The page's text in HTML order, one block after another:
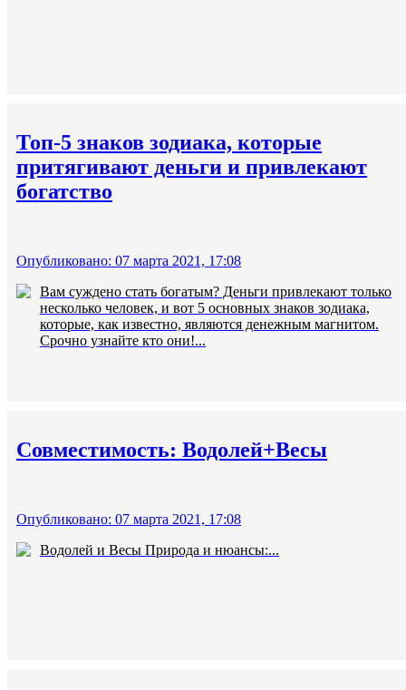
Топ-5 знаков зодиака, которые
притягивают деньги и привлекают
богатство
Опубликовано: 07 марта 2021, 17:08
Вам суждено стать богатым? Деньги привлекают только
несколько человек, и вот 5 основных знаков зодиака,
которые, как известно, являются денежным магнитом.
Срочно узнайте кто они!...
Совместимость: Водолей+Весы
Опубликовано: 07 марта 2021, 17:08
Водолей и Весы Природа и нюансы:...